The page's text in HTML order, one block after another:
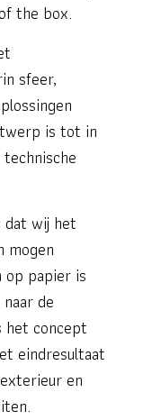
the box.
sfeer,
is tot in
dat wij het
mogen
op papier is
de
het concept
eindresultaat
en